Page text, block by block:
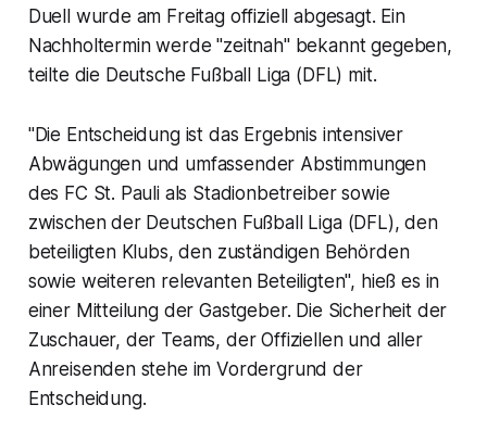
Duell wurde am Freitag offiziell abgesagt. Ein
Nachholtermin werde "zeitnah" bekannt gegeben,
teilte die Deutsche Fußball Liga (DFL) mit.
"Die Entscheidung ist das Ergebnis intensiver
Abwägungen und umfassender Abstimmungen
des FC St. Pauli als Stadionbetreiber sowie
zwischen der Deutschen Fußball Liga (DFL), den
beteiligten Klubs, den zuständigen Behörden
sowie weiteren relevanten Beteiligten", hieß es in
einer Mitteilung der Gastgeber. Die Sicherheit der
Zuschauer, der Teams, der Offiziellen und aller
Anreisenden stehe im Vordergrund der
Entscheidung.